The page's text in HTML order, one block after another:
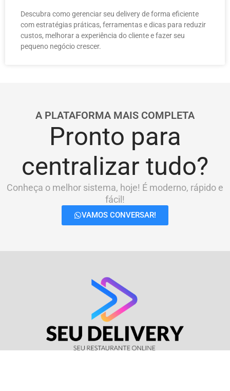
Descubra como gerenciar seu delivery de forma eficiente
com estratégias práticas, ferramentas e dicas para reduzir
custos, melhorar a experiência do cliente e fazer seu
pequeno negócio crescer.
A PLATAFORMA MAIS COMPLETA
Pronto para
centralizar tudo?
Conheça o melhor sistema, hoje! É moderno, rápido e
fácil!
VAMOS CONVERSAR!